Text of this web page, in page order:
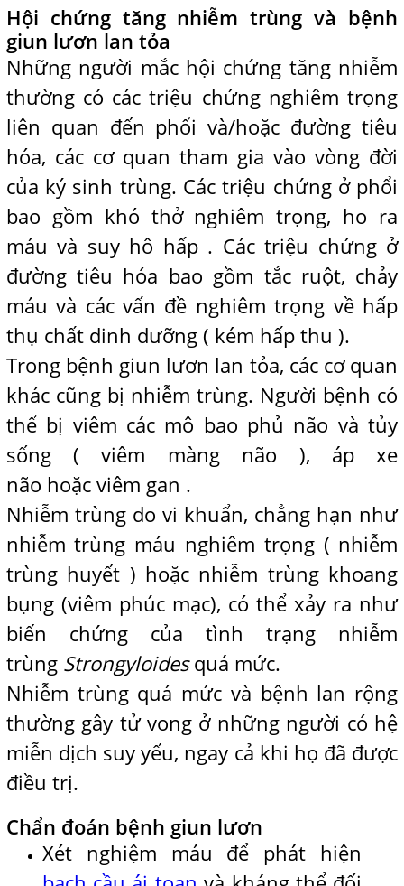
Hội chứng tăng nhiễm trùng và bệnh
giun lươn lan tỏa
Những người mắc hội chứng tăng nhiễm
thường có các triệu chứng nghiêm trọng
liên quan đến phổi và/hoặc đường tiêu
hóa, các cơ quan tham gia vào vòng đời
của ký sinh trùng. Các triệu chứng ở phổi
bao gồm khó thở nghiêm trọng, ho ra
máu và suy hô hấp . Các triệu chứng ở
đường tiêu hóa bao gồm tắc ruột, chảy
máu và các vấn đề nghiêm trọng về hấp
thụ chất dinh dưỡng ( kém hấp thu ).
Trong bệnh giun lươn lan tỏa, các cơ quan
khác cũng bị nhiễm trùng. Người bệnh có
thể bị viêm các mô bao phủ não và tủy
sống ( viêm màng não ), áp xe
não hoặc viêm gan .
Nhiễm trùng do vi khuẩn, chẳng hạn như
nhiễm trùng máu nghiêm trọng ( nhiễm
trùng huyết ) hoặc nhiễm trùng khoang
bụng (viêm phúc mạc), có thể xảy ra như
biến chứng của tình trạng nhiễm
trùng Strongyloidesquá mức.
Nhiễm trùng quá mức và bệnh lan rộng
thường gây tử vong ở những người có hệ
miễn dịch suy yếu, ngay cả khi họ đã được
điều trị.
Chẩn đoán bệnh giun lươn
Xét nghiệm máu để phát hiện